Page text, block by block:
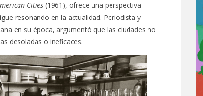
Cities (1961), ofrece una perspectiva
resonando en la actualidad. Periodista y
en su época, argumentó que las ciudades no
desoladas o ineficaces.